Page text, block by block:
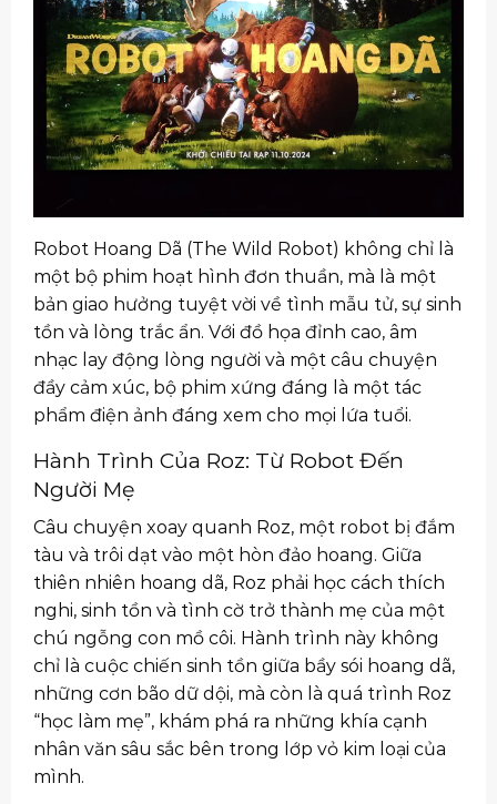
Robot Hoang Dã (The Wild Robot) không chỉ là
một bộ phim hoạt hình đơn thuần, mà là một
bản giao hưởng tuyệt vời về tình mẫu tử, sự sinh
tồn và lòng trắc ẩn. Với đồ họa đỉnh cao, âm
nhạc lay động lòng người và một câu chuyện
đầy cảm xúc, bộ phim xứng đáng là một tác
phẩm điện ảnh đáng xem cho mọi lứa tuổi.
Hành Trình Của Roz: Từ Robot Đến
Người Mẹ
Câu chuyện xoay quanh Roz, một robot bị đắm
tàu và trôi dạt vào một hòn đảo hoang. Giữa
thiên nhiên hoang dã, Roz phải học cách thích
nghi, sinh tồn và tình cờ trở thành mẹ của một
chú ngỗng con mồ côi. Hành trình này không
chỉ là cuộc chiến sinh tồn giữa bầy sói hoang dã,
những cơn bão dữ dội, mà còn là quá trình Roz
“học làm mẹ”, khám phá ra những khía cạnh
nhân văn sâu sắc bên trong lớp vỏ kim loại của
mình.